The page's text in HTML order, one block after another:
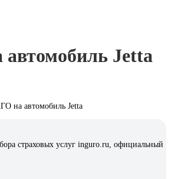
Jetta
на автомобиль Jetta
страховых услуг inguro.ru, официальный